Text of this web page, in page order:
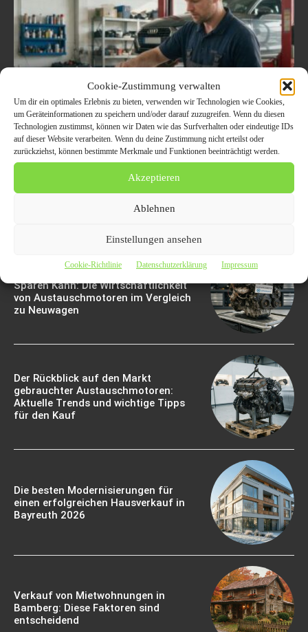
Cookie-Zustimmung verwalten
Um dir ein optimales Erlebnis zu bieten, verwenden wir Technologien wie Cookies,
um Geräteinformationen zu speichern und/oder darauf zuzugreifen. Wenn du diesen
Technologien zustimmst, können wir Daten wie das Surfverhalten oder eindeutige IDs
auf dieser Website verarbeiten. Wenn du deine Zustimmung nicht erteilst oder
zurückziehst, können bestimmte Merkmale und Funktionen beeinträchtigt werden.
Akzeptieren
Ablehnen
Einstellungen ansehen
Cookie-Richtlinie Datenschutzerklärung Impressum
Motorschaden Bewertung:
Der Ultimative Leitfaden
Für Fahrzeughalter, Um
Sorgfältig Entscheidungen
Wie Ein Gebrauchtmotor Ihnen Geld
Sparen Kann: Die Wirtschaftlichkeit
von Austauschmotoren im Vergleich
zu Neuwagen
Der Rückblick auf den Markt
gebrauchter Austauschmotoren:
Aktuelle Trends und wichtige Tipps
für den Kauf
Die besten Modernisierungen für
einen erfolgreichen Hausverkauf in
Bayreuth 2026
Verkauf von Mietwohnungen in
Bamberg: Diese Faktoren sind
entscheidend